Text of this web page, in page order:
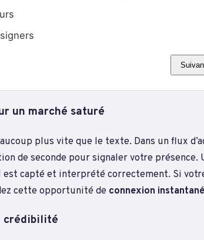
un marché saturé
plus vite que le texte. Dans un flux
de seconde pour signaler votre présence.
est capté et interprété correctement. Si
cette opportunité de connexion
crédibilité